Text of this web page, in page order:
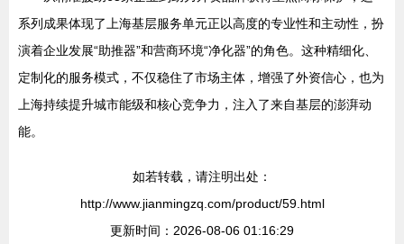
系列成果体现了上海基层服务单元正以高度的专业性和主动性，扮
演着企业发展“助推器”和营商环境“净化器”的角色。这种精细化、
定制化的服务模式，不仅稳住了市场主体，增强了外资信心，也为
上海持续提升城市能级和核心竞争力，注入了来自基层的澎湃动
能。
如若转载，请注明出处：
http://www.jianmingzq.com/product/59.html
更新时间：2026-08-06 01:16:29